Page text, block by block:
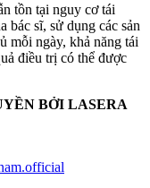
tồn tại nguy cơ tái
bác sĩ, sử dụng các sản
mỗi ngày, khả năng tái
điều trị có thể được
BỞI LASERA